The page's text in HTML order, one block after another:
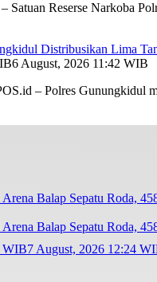
Satuan Reserse Narkoba
Distribusikan Lima
6 August, 2026 11:42 WIB
– Polres Gunungkidul
Arena Balap Sepatu Roda,
WIB7 August, 2026 12:24